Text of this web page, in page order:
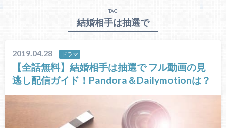
TAG
結婚相手は抽選で
2019.04.28 ドラマ
【全話無料】結婚相手は抽選で フル動画の見
逃し配信ガイド！Pandora＆Dailymotionは？